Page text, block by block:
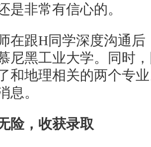
是非常有信心的。
在跟H同学深度沟通
尼黑工业大学。同时
和地理相关的两个专
息。
险，收获录取